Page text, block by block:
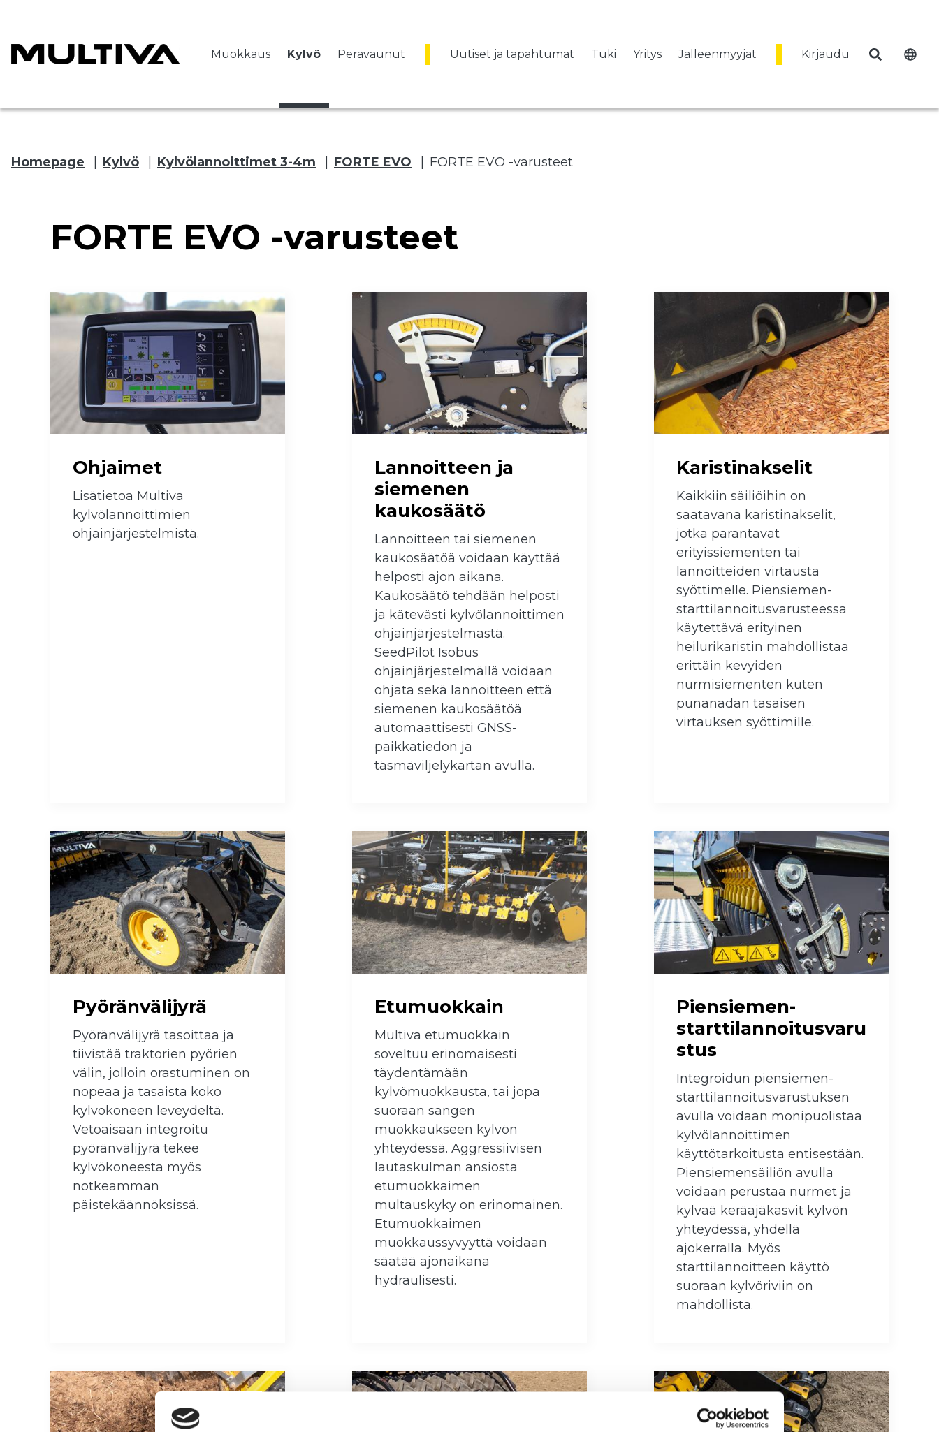
submenu
Muokkaus Kylvö Perävaunut Uutiset ja tapahtumat Tuki Yritys Jälleenmyyjät Kirjaudu
Homepage Kylvö Kylvölannoittimet 3-4m FORTE EVO FORTE EVO -varusteet
FORTE EVO -varusteet
Ohjaimet
Lisätietoa Multiva
kylvölannoittimien
ohjainjärjestelmistä.
Lannoitteen ja
siemenen
kaukosäätö
Lannoitteen tai siemenen
kaukosäätöä voidaan käyttää
helposti ajon aikana.
Kaukosäätö tehdään helposti
ja kätevästi kylvölannoittimen
ohjainjärjestelmästä.
SeedPilot Isobus
ohjainjärjestelmällä voidaan
ohjata sekä lannoitteen että
siemenen kaukosäätöä
automaattisesti GNSS-
paikkatiedon ja
täsmäviljelykartan avulla.
Karistinakselit
Kaikkiin säiliöihin on
saatavana karistinakselit,
jotka parantavat
erityissiementen tai
lannoitteiden virtausta
syöttimelle. Piensiemen-
starttilannoitusvarusteessa
käytettävä erityinen
heilurikaristin mahdollistaa
erittäin kevyiden
nurmisiementen kuten
punanadan tasaisen
virtauksen syöttimille.
Pyöränvälijyrä
Pyöränvälijyrä tasoittaa ja
tiivistää traktorien pyörien
välin, jolloin orastuminen on
nopeaa ja tasaista koko
kylvökoneen leveydeltä.
Vetoaisaan integroitu
pyöränvälijyrä tekee
kylvökoneesta myös
notkeamman
päistekäännöksissä.
Etumuokkain
Multiva etumuokkain
soveltuu erinomaisesti
täydentämään
kylvömuokkausta, tai jopa
suoraan sängen
muokkaukseen kylvön
yhteydessä. Aggressiivisen
lautaskulman ansiosta
etumuokkaimen
multauskyky on erinomainen.
Etumuokkaimen
muokkaussyvyyttä voidaan
säätää ajonaikana
hydraulisesti.
Piensiemen-
starttilannoitusvaru
stus
Integroidun piensiemen-
starttilannoitusvarustuksen
avulla voidaan monipuolistaa
kylvölannoittimen
käyttötarkoitusta entisestään.
Piensiemensäiliön avulla
voidaan perustaa nurmet ja
kylvää kerääjäkasvit kylvön
yhteydessä, yhdellä
ajokerralla. Myös
starttilannoitteen käyttö
suoraan kylvöriviin on
mahdollista.